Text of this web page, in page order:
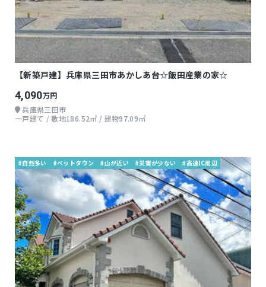
【新築戸建】兵庫県三田市あかしあ台☆飯田産業の家☆
4,090万円
兵庫県三田市
一戸建て / 敷地186.52㎡ / 建物97.09㎡
#自然多い #ベットタウン #山が近い #災害が少ない #高速IC周辺